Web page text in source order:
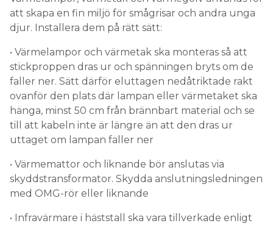
att skapa en fin miljö för smågrisar och andra unga
djur. Installera dem på rätt sätt:
• Värmelampor och värmetak ska monteras så att
stickproppen dras ur och spänningen bryts om de
faller ner. Sätt därför eluttagen nedåtriktade rakt
ovanför den plats där lampan eller värmetaket ska
hänga, minst 50 cm från brännbart material och se
till att kabeln inte är längre än att den dras ur
uttaget om lampan faller ner
• Värmemattor och liknande bör anslutas via
skyddstransformator. Skydda anslutningsledningen
med OMG-rör eller liknande
• Infravärmare i häststall ska vara tillverkade enligt